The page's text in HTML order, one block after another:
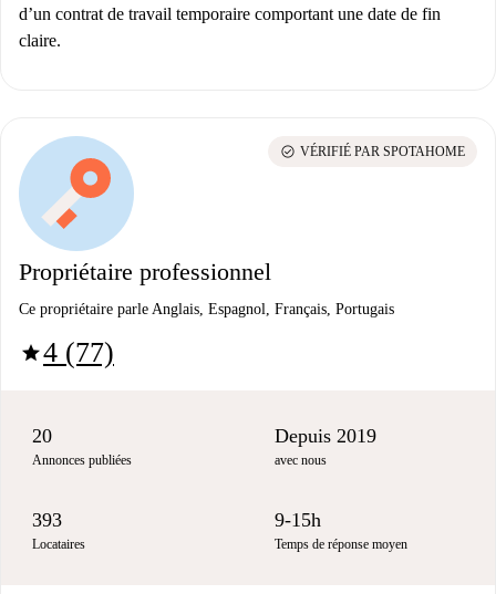
d’un contrat de travail temporaire comportant une date de fin
claire.
Propriétaire professionnel
Ce propriétaire parle Anglais, Espagnol, Français, Portugais
star4 (77)
check_circle VÉRIFIÉ PAR SPOTAHOME
20
Annonces publiées
Depuis 2019
avec nous
393
Locataires
9-15h
Temps de réponse moyen